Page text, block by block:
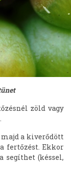
zöld vagy
majd a kiverődött
fertőzést. Ekkor
segíthet (késsel,